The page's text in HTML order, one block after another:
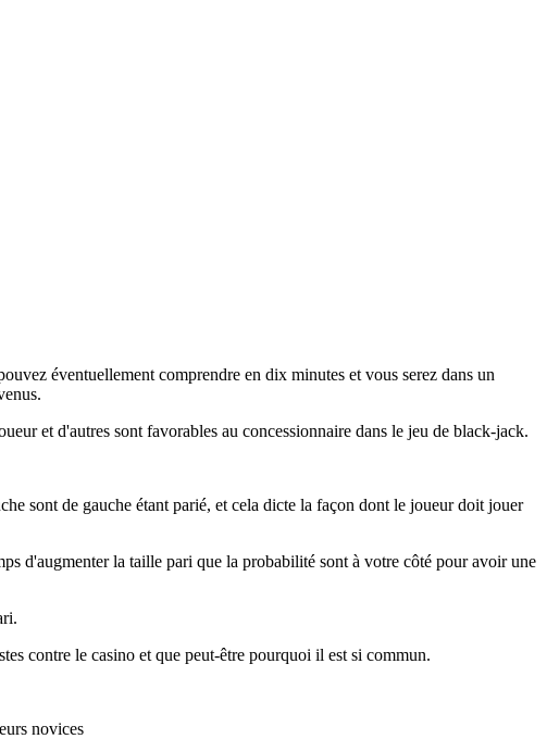
éventuellement comprendre en dix minutes et vous serez dans un
et d'autres sont favorables au concessionnaire dans le jeu de black-jack.
sont de gauche étant parié, et cela dicte la façon dont le joueur doit jouer
d'augmenter la taille pari que la probabilité sont à votre côté pour avoir une
contre le casino et que peut-être pourquoi il est si commun.
novices